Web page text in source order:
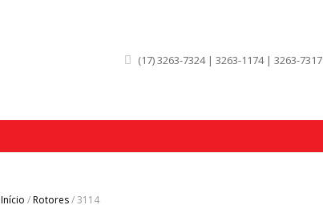
(17) 3263-7324 | 3263-1174 | 3263-7317
Início /Rotores/ 3114